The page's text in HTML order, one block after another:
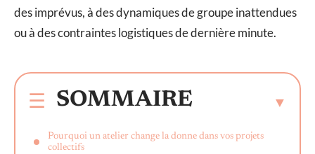
des imprévus, à des dynamiques de groupe inattendues
ou à des contraintes logistiques de dernière minute.
SOMMAIRE
Pourquoi un atelier change la donne dans vos projets
collectifs